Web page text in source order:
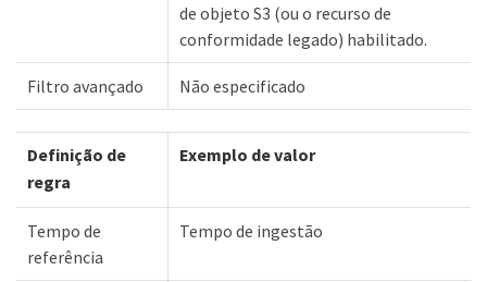
de objeto S3 (ou o recurso de
conformidade legado) habilitado.
Filtro avançado Não especificado
Definição de
regra
Exemplo de valor
Tempo de
referência
Tempo de ingestão